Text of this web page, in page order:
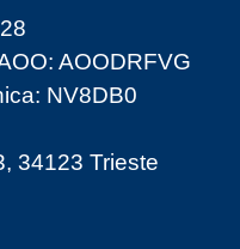
AOODRFVG
NV8DB0
34123 Trieste